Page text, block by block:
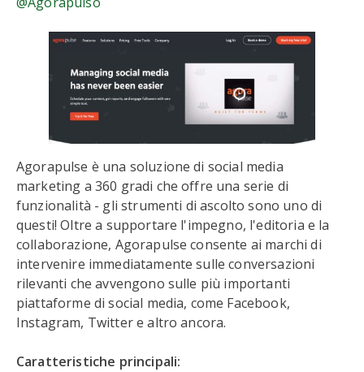
Agorapulse è una soluzione di social media
marketing a 360 gradi che offre una serie di
funzionalità - gli strumenti di ascolto sono uno di
questi! Oltre a supportare l'impegno, l'editoria e la
collaborazione, Agorapulse consente ai marchi di
intervenire immediatamente sulle conversazioni
rilevanti che avvengono sulle più importanti
piattaforme di social media, come Facebook,
Instagram, Twitter e altro ancora.
Caratteristiche principali: